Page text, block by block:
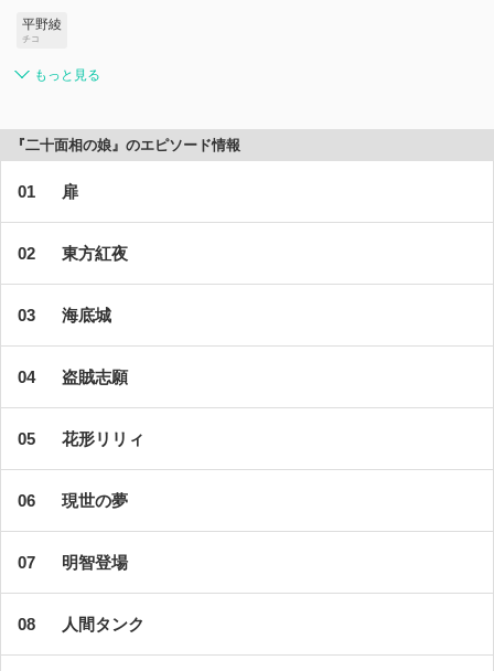
平野綾
チコ
もっと見る
『二十面相の娘』のエピソード情報
扉
東方紅夜
海底城
盗賊志願
花形リリィ
現世の夢
明智登場
人間タンク